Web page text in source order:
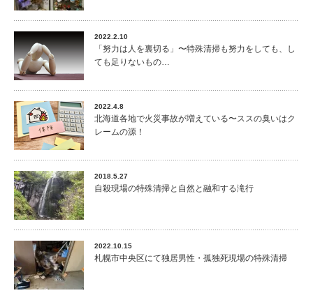
2022.2.10
「努力は人を裏切る」〜特殊清掃も努力をしても、し
ても足りないもの…
2022.4.8
北海道各地で火災事故が増えている〜ススの臭いはク
レームの源！
2018.5.27
自殺現場の特殊清掃と自然と融和する滝行
2022.10.15
札幌市中央区にて独居男性・孤独死現場の特殊清掃